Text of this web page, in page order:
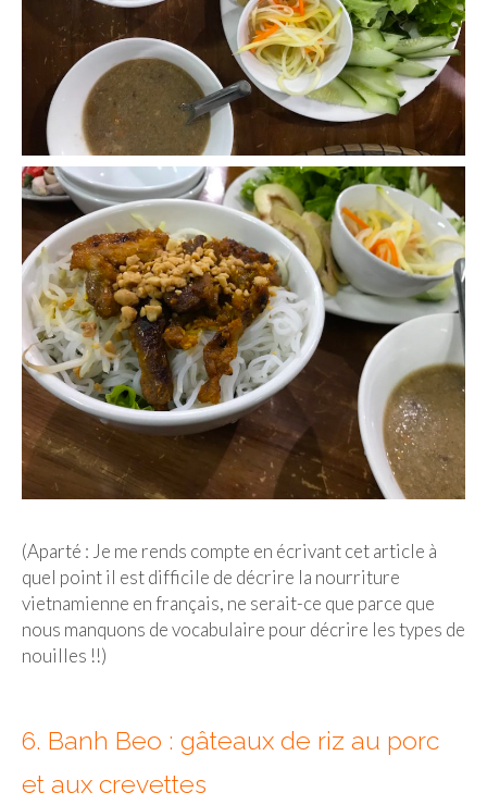
(Aparté : Je me rends compte en écrivant cet article à
quel point il est difficile de décrire la nourriture
vietnamienne en français, ne serait-ce que parce que
nous manquons de vocabulaire pour décrire les types de
nouilles !!)
6. Banh Beo : gâteaux de riz au porc
et aux crevettes